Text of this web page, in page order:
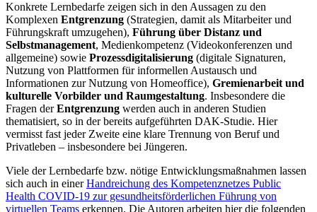
Konkrete Lernbedarfe zeigen sich in den Aussagen zu den
Komplexen Entgrenzung (Strategien, damit als Mitarbeiter und
Führungskraft umzugehen), Führung über Distanz und
Selbstmanagement, Medienkompetenz (Videokonferenzen und
allgemeine) sowie Prozessdigitalisierung (digitale Signaturen,
Nutzung von Plattformen für informellen Austausch und
Informationen zur Nutzung von Homeoffice), Gremienarbeit und
kulturelle Vorbilder und Raumgestaltung. Insbesondere die
Fragen derEntgrenzung werden auch in anderen Studien
thematisiert, so in der bereits aufgeführten DAK-Studie. Hier
vermisst fast jeder Zweite eine klare Trennung von Beruf und
Privatleben – insbesondere bei Jüngeren.
Viele der Lernbedarfe bzw. nötige Entwicklungsmaßnahmen lassen
sich auch in einerHandreichung des Kompetenznetzes Public
Health COVID-19 zur gesundheitsförderlichen Führung von
virtuellen Teams erkennen. Die Autoren arbeiten hier die folgenden